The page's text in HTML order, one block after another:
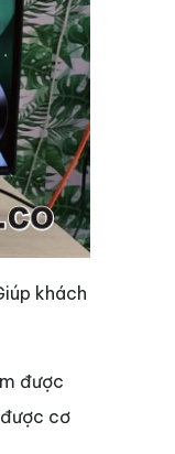
khách
được
cơ